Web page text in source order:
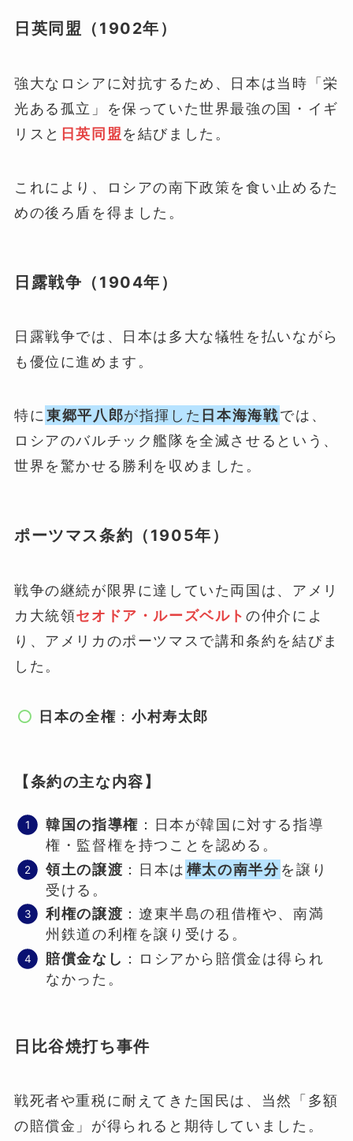
日英同盟（1902年）
強大なロシアに対抗するため、日本は当時「栄
光ある孤立」を保っていた世界最強の国・イギ
リスと 日英同盟を結びました。
これにより、ロシアの南下政策を食い止めるた
めの後ろ盾を得ました。
日露戦争（1904年）
日露戦争では、日本は多大な犠牲を払いながら
も優位に進めます。
特に 東郷平八郎が指揮した 日本海海戦では、
ロシアのバルチック艦隊を全滅させるという、
世界を驚かせる勝利を収めました。
ポーツマス条約（1905年）
戦争の継続が限界に達していた両国は、アメリ
カ大統領セオドア・ルーズベルトの仲介によ
り、アメリカのポーツマスで講和条約を結びま
した。
日本の全権 ： 小村寿太郎
【条約の主な内容】
韓国の指導権 ：日本が韓国に対する指導
権・監督権を持つことを認める。
領土の譲渡 ：日本は 樺太の南半分を譲り
受ける。
利権の譲渡 ：遼東半島の租借権や、南満
州鉄道の利権を譲り受ける。
賠償金なし ：ロシアから賠償金は得られ
なかった。
日比谷焼打ち事件
戦死者や重税に耐えてきた国民は、当然「多額
の賠償金」が得られると期待していました。